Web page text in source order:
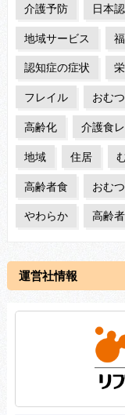
介護予防 日本
地域サービス
認知症の症状
フレイル おむ
高齢化 介護食
地域 住居
高齢者食 おむ
やわらか 高齢
運営社情報